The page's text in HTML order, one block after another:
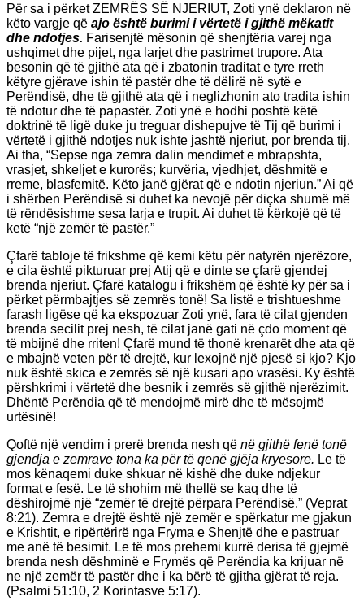
Për sa i përket ZEMRËS SË NJERIUT, Zoti ynë deklaron në
këto vargje që ajo është burimi i vërtetë i gjithë mëkatit
dhe ndotjes. Farisenjtë mësonin që shenjtëria varej nga
ushqimet dhe pijet, nga larjet dhe pastrimet trupore. Ata
besonin që të gjithë ata që i zbatonin traditat e tyre rreth
këtyre gjërave ishin të pastër dhe të dëlirë në sytë e
Perëndisë, dhe të gjithë ata që i neglizhonin ato tradita ishin
të ndotur dhe të papastër. Zoti ynë e hodhi poshtë këtë
doktrinë të ligë duke ju treguar dishepujve të Tij që burimi i
vërtetë i gjithë ndotjes nuk ishte jashtë njeriut, por brenda tij.
Ai tha, “Sepse nga zemra dalin mendimet e mbrapshta,
vrasjet, shkeljet e kurorës; kurvëria, vjedhjet, dëshmitë e
rreme, blasfemitë. Këto janë gjërat që e ndotin njeriun.” Ai që
i shërben Perëndisë si duhet ka nevojë për diçka shumë më
të rëndësishme sesa larja e trupit. Ai duhet të kërkojë që të
ketë “një zemër të pastër.”
Çfarë tabloje të frikshme që kemi këtu për natyrën njerëzore,
e cila është pikturuar prej Atij që e dinte se çfarë gjendej
brenda njeriut. Çfarë katalogu i frikshëm që është ky për sa i
përket përmbajtjes së zemrës tonë! Sa listë e trishtueshme
farash ligëse që ka ekspozuar Zoti ynë, fara të cilat gjenden
brenda secilit prej nesh, të cilat janë gati në çdo moment që
të mbijnë dhe rriten! Çfarë mund të thonë krenarët dhe ata që
e mbajnë veten për të drejtë, kur lexojnë një pjesë si kjo? Kjo
nuk është skica e zemrës së një kusari apo vrasësi. Ky është
përshkrimi i vërtetë dhe besnik i zemrës së gjithë njerëzimit.
Dhëntë Perëndia që të mendojmë mirë dhe të mësojmë
urtësinë!
Qoftë një vendim i prerë brenda nesh që në gjithë fenë tonë
gjendja e zemrave tona ka për të qenë gjëja kryesore. Le të
mos kënaqemi duke shkuar në kishë dhe duke ndjekur
format e fesë. Le të shohim më thellë se kaq dhe të
dëshirojmë një “zemër të drejtë përpara Perëndisë.” (Veprat
8:21). Zemra e drejtë është një zemër e spërkatur me gjakun
e Krishtit, e ripërtërirë nga Fryma e Shenjtë dhe e pastruar
me anë të besimit. Le të mos prehemi kurrë derisa të gjejmë
brenda nesh dëshminë e Frymës që Perëndia ka krijuar në
ne një zemër të pastër dhe i ka bërë të gjitha gjërat të reja.
(Psalmi 51:10, 2 Korintasve 5:17).